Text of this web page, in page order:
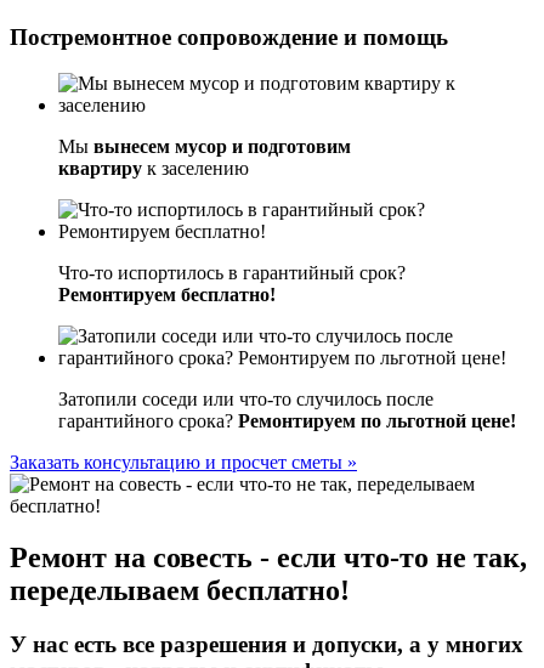
Постремонтное сопровождение и помощь
Мы вынесем мусор и подготовим
квартиру к заселению
Что-то испортилось в гарантийный срок?
Ремонтируем бесплатно!
Затопили соседи или что-то случилось после
гарантийного срока? Ремонтируем по льготной цене!
Заказать консультацию и просчет сметы »
Ремонт на совесть - если что-то не так,
переделываем бесплатно!
У нас есть все разрешения и допуски, а у многих